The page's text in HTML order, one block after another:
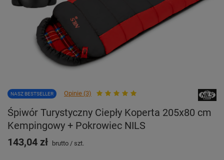
NASZ BESTSELLER Opinie (3)
Śpiwór Turystyczny Ciepły Koperta 205x80 cm
Kempingowy + Pokrowiec NILS
143,04 zł
brutto / szt.